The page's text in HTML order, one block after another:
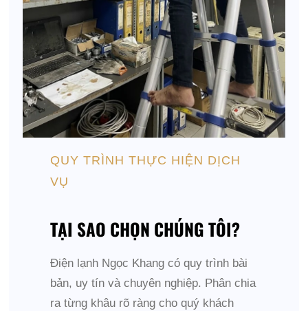
QUY TRÌNH THỰC HIỆN DỊCH
VỤ
TẠI SAO CHỌN CHÚNG TÔI?
Điện lạnh Ngọc Khang có quy trình bài
bản, uy tín và chuyên nghiệp. Phân chia
ra từng khâu rõ ràng cho quý khách